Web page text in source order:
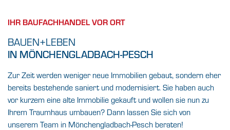
IHR BAUFACHHANDEL VOR ORT
BAUEN+LEBEN
IN MÖNCHENGLADBACH-PESCH
Zur Zeit werden weniger neue Immobilien gebaut, sondern eher
bereits bestehende saniert und modernisiert. Sie haben auch
vor kurzem eine alte Immobilie gekauft und wollen sie nun zu
Ihrem Traumhaus umbauen? Dann lassen Sie sich von
unserem Team in Mönchengladbach-Pesch beraten!